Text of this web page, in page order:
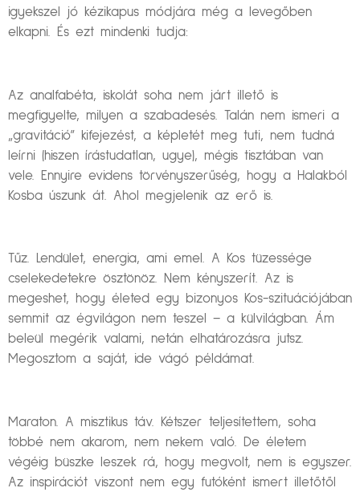
igyekszel jó kézikapus módjára még a levegőben
elkapni. És ezt mindenki tudja:
Az analfabéta, iskolát soha nem járt illető is
megfigyelte, milyen a szabadesés. Talán nem ismeri a
„gravitáció” kifejezést, a képletét meg tuti, nem tudná
leírni (hiszen írástudatlan, ugye), mégis tisztában van
vele. Ennyire evidens törvényszerűség, hogy a Halakból
Kosba úszunk át. Ahol megjelenik az erő is.
Tűz. Lendület, energia, ami emel. A Kos tüzessége
cselekedetekre ösztönöz. Nem kényszerít. Az is
megeshet, hogy életed egy bizonyos Kos-szituációjában
semmit az égvilágon nem teszel – a külvilágban. Ám
beleül megérik valami, netán elhatározásra jutsz.
Megosztom a saját, ide vágó példámat.
Maraton. A misztikus táv. Kétszer teljesítettem, soha
többé nem akarom, nem nekem való. De életem
végéig büszke leszek rá, hogy megvolt, nem is egyszer.
Az inspirációt viszont nem egy futóként ismert illetőtől